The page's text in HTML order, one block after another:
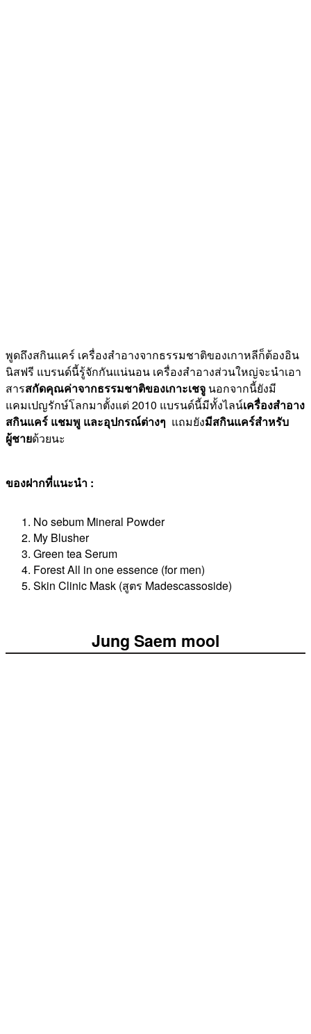
พูดถึงสกินแคร์ เครื่องสำอางจากธรรมชาติของเกาหลีก็ต้องอิน
นิสฟรี แบรนด์นี้รู้จักกันแน่นอน เครื่องสำอางส่วนใหญ่จะนำเอา
สารสกัดคุณค่าจากธรรมชาติของเกาะเชจู นอกจากนี้ยังมี
แคมเปญรักษ์โลกมาตั้งแต่ 2010 แบรนด์นี้มีทั้งไลน์เครื่องสำอาง
สกินแคร์ แชมพู และอุปกรณ์ต่างๆ แถมยังมีสกินแคร์สำหรับ
ผู้ชายด้วยนะ
ของฝากที่แนะนำ :
No sebum Mineral Powder
My Blusher
Green tea Serum
Forest All in one essence (for men)
Skin Clinic Mask (สูตร Madescassoside)
Jung Saem mool